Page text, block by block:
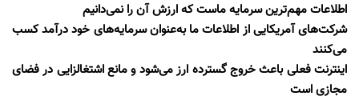
اطلاعات مهم‌ترین سرمایه ماست که ارزش آن را نمی‌دانیم
شرکت‌های آمریکایی از اطلاعات ما به‌عنوان سرمایه‌های خود درآمد کسب
می‌کنند
اینترنت فعلی باعث خروج گسترده ارز می‌شود و مانع اشتغالزایی در فضای
مجازی است